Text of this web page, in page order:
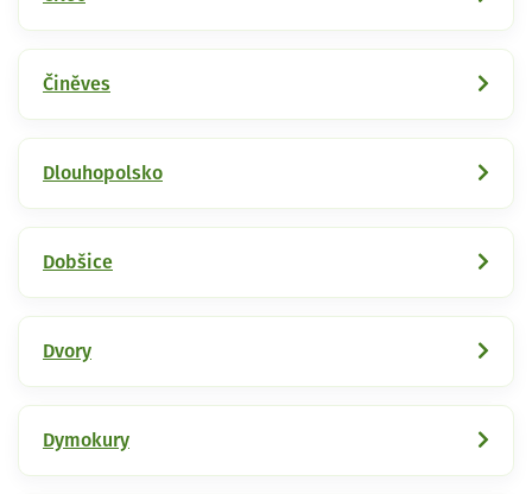
Činěves
Dlouhopolsko
Dobšice
Dvory
Dymokury